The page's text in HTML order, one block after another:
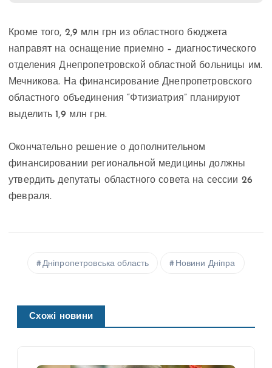
Кроме того, 2,9 млн грн из областного бюджета
направят на оснащение приемно – диагностического
отделения Днепропетровской областной больницы им.
Мечникова. На финансирование Днепропетровского
областного объединения “Фтизиатрия” планируют
выделить 1,9 млн грн.
Окончательно решение о дополнительном
финансировании региональной медицины должны
утвердить депутаты областного совета на сессии 26
февраля.
Дніпропетровська область Новини Дніпра
Схожі новини